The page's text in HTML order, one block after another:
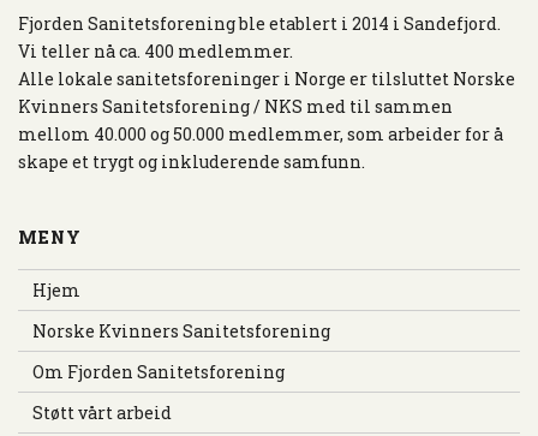
Fjorden Sanitetsforening ble etablert i 2014 i Sandefjord.
Vi teller nå ca. 400 medlemmer.
Alle lokale sanitetsforeninger i Norge er tilsluttet Norske
Kvinners Sanitetsforening / NKS med til sammen
mellom 40.000 og 50.000 medlemmer, som arbeider for å
skape et trygt og inkluderende samfunn.
MENY
Hjem
Norske Kvinners Sanitetsforening
Om Fjorden Sanitetsforening
Støtt vårt arbeid